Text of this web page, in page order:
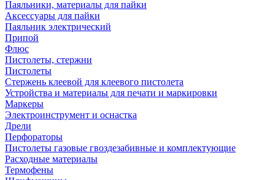
Паяльники, материалы для пайки
Аксессуары для пайки
Паяльник электрический
Припой
Флюс
Пистолеты, стержни
Пистолеты
Стержень клеевой для клеевого пистолета
Устройства и материалы для печати и маркировки
Маркеры
Электроинструмент и оснастка
Дрели
Перфораторы
Пистолеты газовые гвоздезабивные и комплектующие
Расходные материалы
Термофены